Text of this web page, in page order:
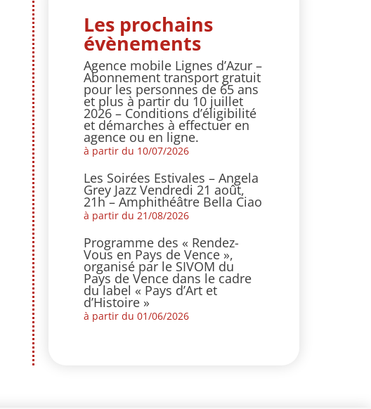
Les prochains
évènements
Agence mobile Lignes d’Azur –
Abonnement transport gratuit
pour les personnes de 65 ans
et plus à partir du 10 juillet
2026 – Conditions d’éligibilité
et démarches à effectuer en
agence ou en ligne.
à partir du 10/07/2026
Les Soirées Estivales – Angela
Grey Jazz Vendredi 21 août,
21h – Amphithéâtre Bella Ciao
à partir du 21/08/2026
Programme des « Rendez-
Vous en Pays de Vence »,
organisé par le SIVOM du
Pays de Vence dans le cadre
du label « Pays d’Art et
d’Histoire »
à partir du 01/06/2026